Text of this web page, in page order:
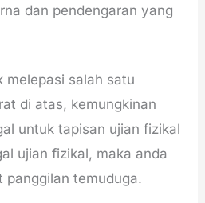
dan pendengaran yang
melepasi salah satu
di atas, kemungkinan
untuk tapisan ujian fizikal
ujian fizikal, maka anda
panggilan temuduga.